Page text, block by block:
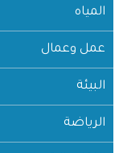
المياه
عمل وعمال
البيئة
الرياضة